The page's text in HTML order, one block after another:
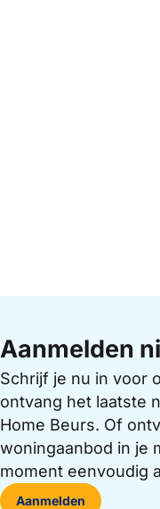
Aanmelden
Schrijf je nu in voor
ontvang het laatste
Home Beurs. Of
woningaanbod in je
moment eenvoudig
Aanmelden